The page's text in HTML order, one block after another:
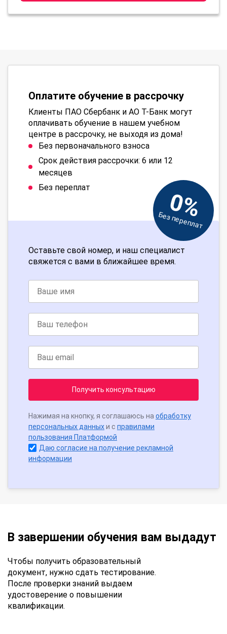
Оплатите обучение в рассрочку
Клиенты ПАО Сбербанк и АО Т-Банк могут
оплачивать обучение в нашем учебном
центре в рассрочку, не выходя из дома!
Без первоначального взноса
Срок действия рассрочки: 6 или 12
месяцев
Без переплат
0%
Без переплат
Оставьте свой номер, и наш специалист
свяжется с вами в ближайшее время.
Получить консультацию
Нажимая на кнопку, я соглашаюсь на обработку
персональных данныхи с правилами
пользования Платформой
Даю согласие на получение рекламной
информации
В завершении обучения вам выдадут
Чтобы получить образовательный
документ, нужно сдать тестирование.
После проверки знаний выдаем
удостоверение о повышении
квалификации.